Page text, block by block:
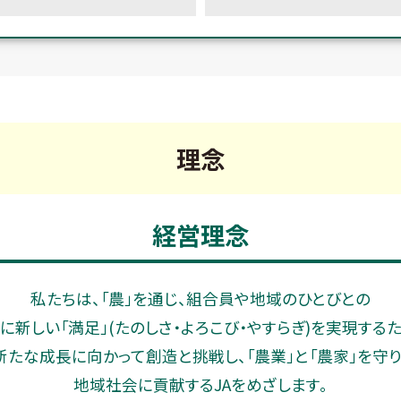
理念
経営理念
私たちは、「農」を通じ、組合員や地域のひとびとの
新しい「満足」(たのしさ・よろこび・やすらぎ)を実現する
たな成長に向かって創造と挑戦し、「農業」と「農家」を守り
地域社会に貢献するJAをめざします。